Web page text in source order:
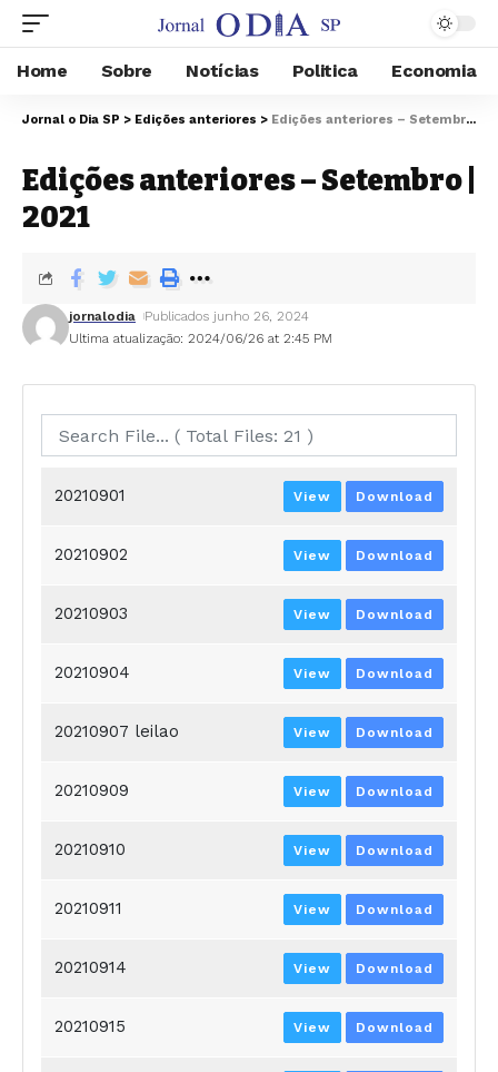
Home Sobre Notícias Politica Economia
Jornal o Dia SP > Edições anteriores > Edições anteriores – Setembro | 2021
Edições anteriores – Setembro |
2021
Ultima atualização: 2024/06/26 at 2:45 PM
jornalodia Publicados junho 26, 2024
20210901 View Download
20210902 View Download
20210903 View Download
20210904 View Download
20210907 leilao View Download
20210909 View Download
20210910 View Download
20210911 View Download
20210914 View Download
20210915 View Download